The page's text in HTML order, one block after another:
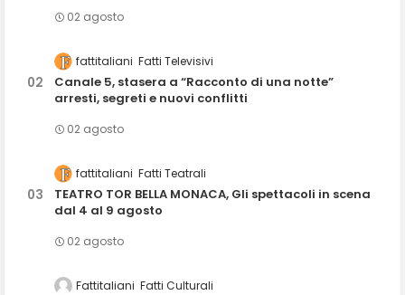
02 agosto
fattitaliani Fatti Televisivi
Canale 5, stasera a “Racconto di una notte”
arresti, segreti e nuovi conflitti
02 agosto
fattitaliani Fatti Teatrali
TEATRO TOR BELLA MONACA, Gli spettacoli in scena
dal 4 al 9 agosto
02 agosto
Fattitaliani Fatti Culturali